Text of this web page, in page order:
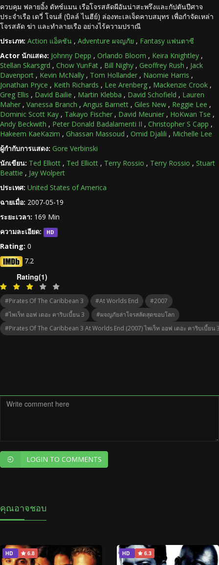
ควบคุม ฟลายอิ้ง ดัทช์แมน เรือโจรสลัดผีอันน่าสะพรึงและกัปตันปีศาจ
ประจำเรือ เดวี่ โจนส์ (บิลล์ ไนฮีย์) ล่องทะเลเจ็ดคาบสมุทร เพื่อกำจัดเหล่า
โจรสลัด ฆ่า และทำลายเรือ อย่างไร้ความปราณี
ประเภท: Action แอ็คชัน , Adventure ผจญภัย , Fantasy แฟนตาซี
Actor นักแสดง: Johnny Depp , Orlando Bloom , Keira Knightley ,
Stellan Skarsgrd , Chow YunFat , Bill Nighy , Geoffrey Rush , Jack
Davenport , Kevin McNally , Tom Hollander , Naomie Harris ,
Jonathan Pryce , Keith Richards , Lee Arenberg , Mackenzie Crook ,
Greg Ellis , David Bailie , Martin Klebba , David Schofield , Lauren
Maher , Vanessa Branch , Angus Barnett , Giles New , Reggie Lee ,
Dominic Scott Kay , Takayo Fischer , David Meunier , HoKwan Tse ,
Andy Beckwith , Peter Donald Badalamenti II , Christopher S Capp ,
Hakeem KaeKazim , Ghassan Massoud , Omid Djalili , Michelle Lee
ผู้กำกับการแสดง: Gore Verbinski
นักเขียน: Ted Elliott , Ted Elliott , Terry Rossio , Terry Rossio , Stuart
Beattie , Jay Wolpert
ประเทศ: United States of America
ฉายเมื่อ: 2007-05-19
ระยะเวลา: 169 Min
ความละเอียด:
HD
Rating: 0
7.2
Rating(1)
#Pirates Of The Caribbean 3 #At Worlds End
#2007
#ไพเร็ท ออฟ เดอะ คาริบเบี้ยน 3
#ผจญภัยล่าโจรสลัดสุดขอบโลก
#Pirates Of The Caribbean 3 At Worlds End (2007) ไพเร็ท ออฟ เดอะ คาริบเบี้ย
LOGIN TO COMMENTS
คุณอาจชอบ
HD 6.8 HD 6.3